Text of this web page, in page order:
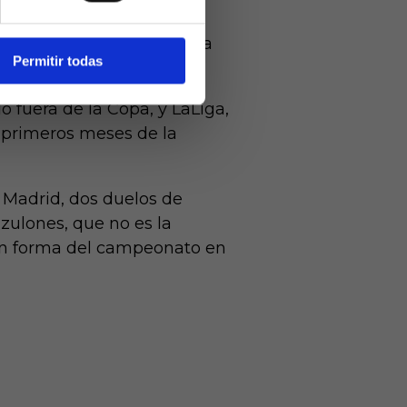
Permitir todas
determinante para
de los dos meses de la
fuera de la Copa, y LaLiga,
meses de la
dos duelos de
que no es la
forma del campeonato en